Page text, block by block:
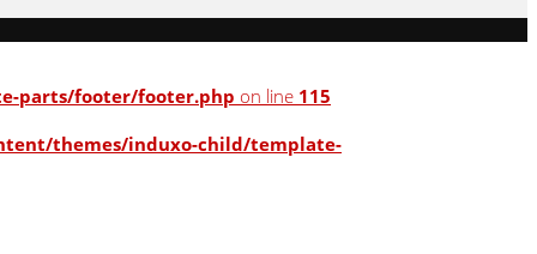
parts/footer/footer.php on line 115
themes/induxo-child/template-